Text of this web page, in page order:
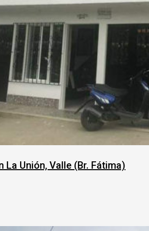
La Unión, Valle (Br. Fátima)